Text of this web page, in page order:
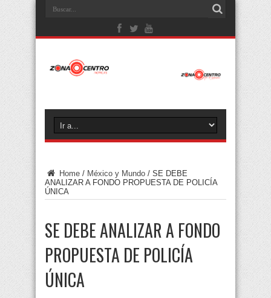
Home / México y Mundo / SE DEBE
ANALIZAR A FONDO PROPUESTA DE POLICÍA
ÚNICA
SE DEBE ANALIZAR A FONDO
PROPUESTA DE POLICÍA
ÚNICA